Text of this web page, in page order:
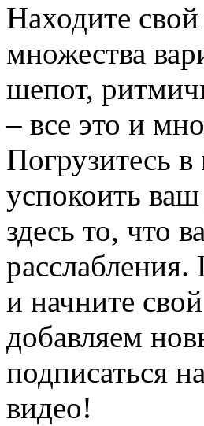
Находите
множества
шепот,
– все это и
Погрузитесь
успокоить
здесь то, что
и начните
добавляем
подписаться
видео!